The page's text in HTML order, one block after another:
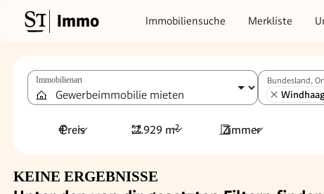
Immo Immobiliensuche Merkliste
Immobilienart Bundesland,
Preis 2.929 m² Zimmer
KEINE ERGEBNISSE